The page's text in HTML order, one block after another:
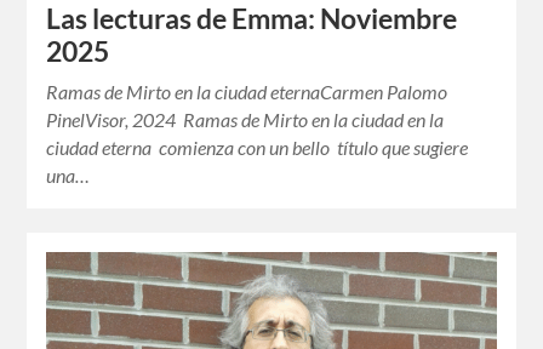
Las lecturas de Emma: Noviembre
2025
Ramas de Mirto en la ciudad eternaCarmen Palomo
PinelVisor, 2024 Ramas de Mirto en la ciudad en la
ciudad eterna comienza con un bello título que sugiere
una…